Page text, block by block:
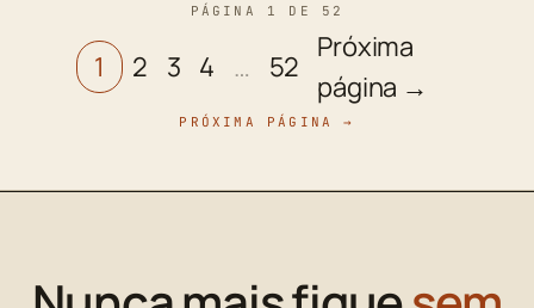
PÁGINA 1 DE 52
1 2 3 4 … 52
Próxima
página →
PRÓXIMA PÁGINA →